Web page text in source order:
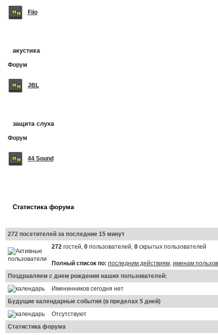
Fiio
акустика
Форум
JBL
защита слуха
Форум
44 Sound
Статистика форума
272 посетителей за последние 15 минут
272гостей, 0пользователей, 0скрытых пользователей
Полный список по: последним действиям, именам
Поздравляем с днем рождения наших пользователей:
Именинников сегодня нет
Будущие календарные события (в пределах 5 дней)
Отсутствуют
Статистика форума